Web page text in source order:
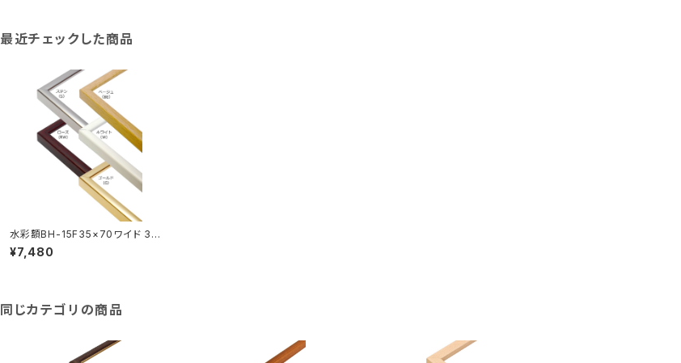
最近チェックした商品
水彩額BH-15F35×70ワイド 35
0×700ミリ
¥7,480
同じカテゴリの商品